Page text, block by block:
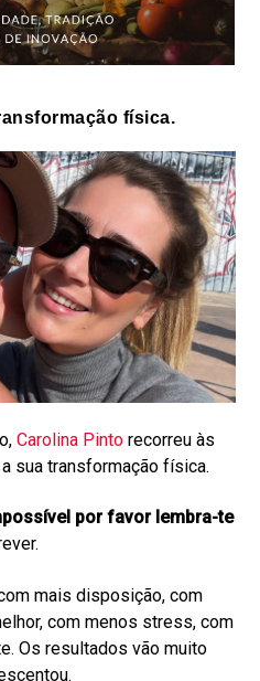
física.
Carolina Pinto recorreu às
sua transformação física.
por favor lembra-te
mais disposição, com
com menos stress, com
Os resultados vão muito